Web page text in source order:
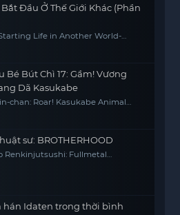
Bắt Đầu Ở Thế Giới Khác (Phần
Starting Life in Another World-
Bé Bút Chì 17: Gầm! Vương
Dã Kasukabe
chan: Roar! Kasukabe Animal
sư: BROTHERHOOD
Renkinjutsushi: Fullmetal
hán Idaten trong thời bình